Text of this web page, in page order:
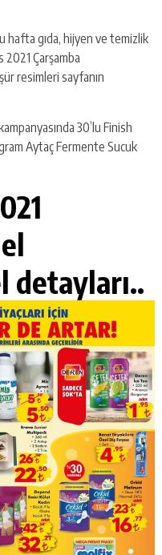
hafta gıda, hijyen ve temizlik
2021 Çarşamba
resimleri sayfanın
30’lu Finish
Aytaç Fermente Sucuk
detayları..